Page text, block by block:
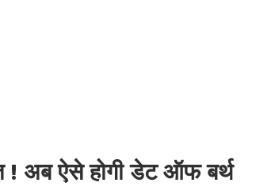
! अब ऐसे होगी डेट ऑफ बर्थ